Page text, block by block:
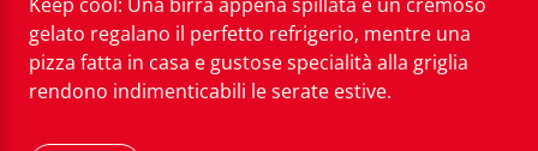
Keep cool: Una birra appena spillata e un cremoso
gelato regalano il perfetto refrigerio, mentre una
pizza fatta in casa e gustose specialità alla griglia
rendono indimenticabili le serate estive.